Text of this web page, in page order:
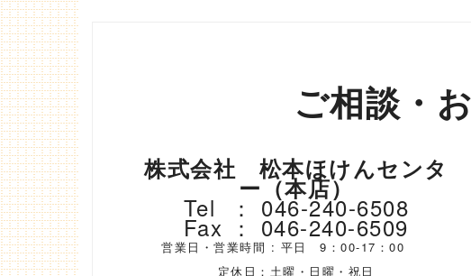
ご相談・
株式会社 松本ほけんセンタ
ー（本店）
Tel ： 046-240-6508
Fax ： 046-240-6509
営業日・営業時間 : 平日 9：00-17：00
定休日：土曜・日曜・祝日